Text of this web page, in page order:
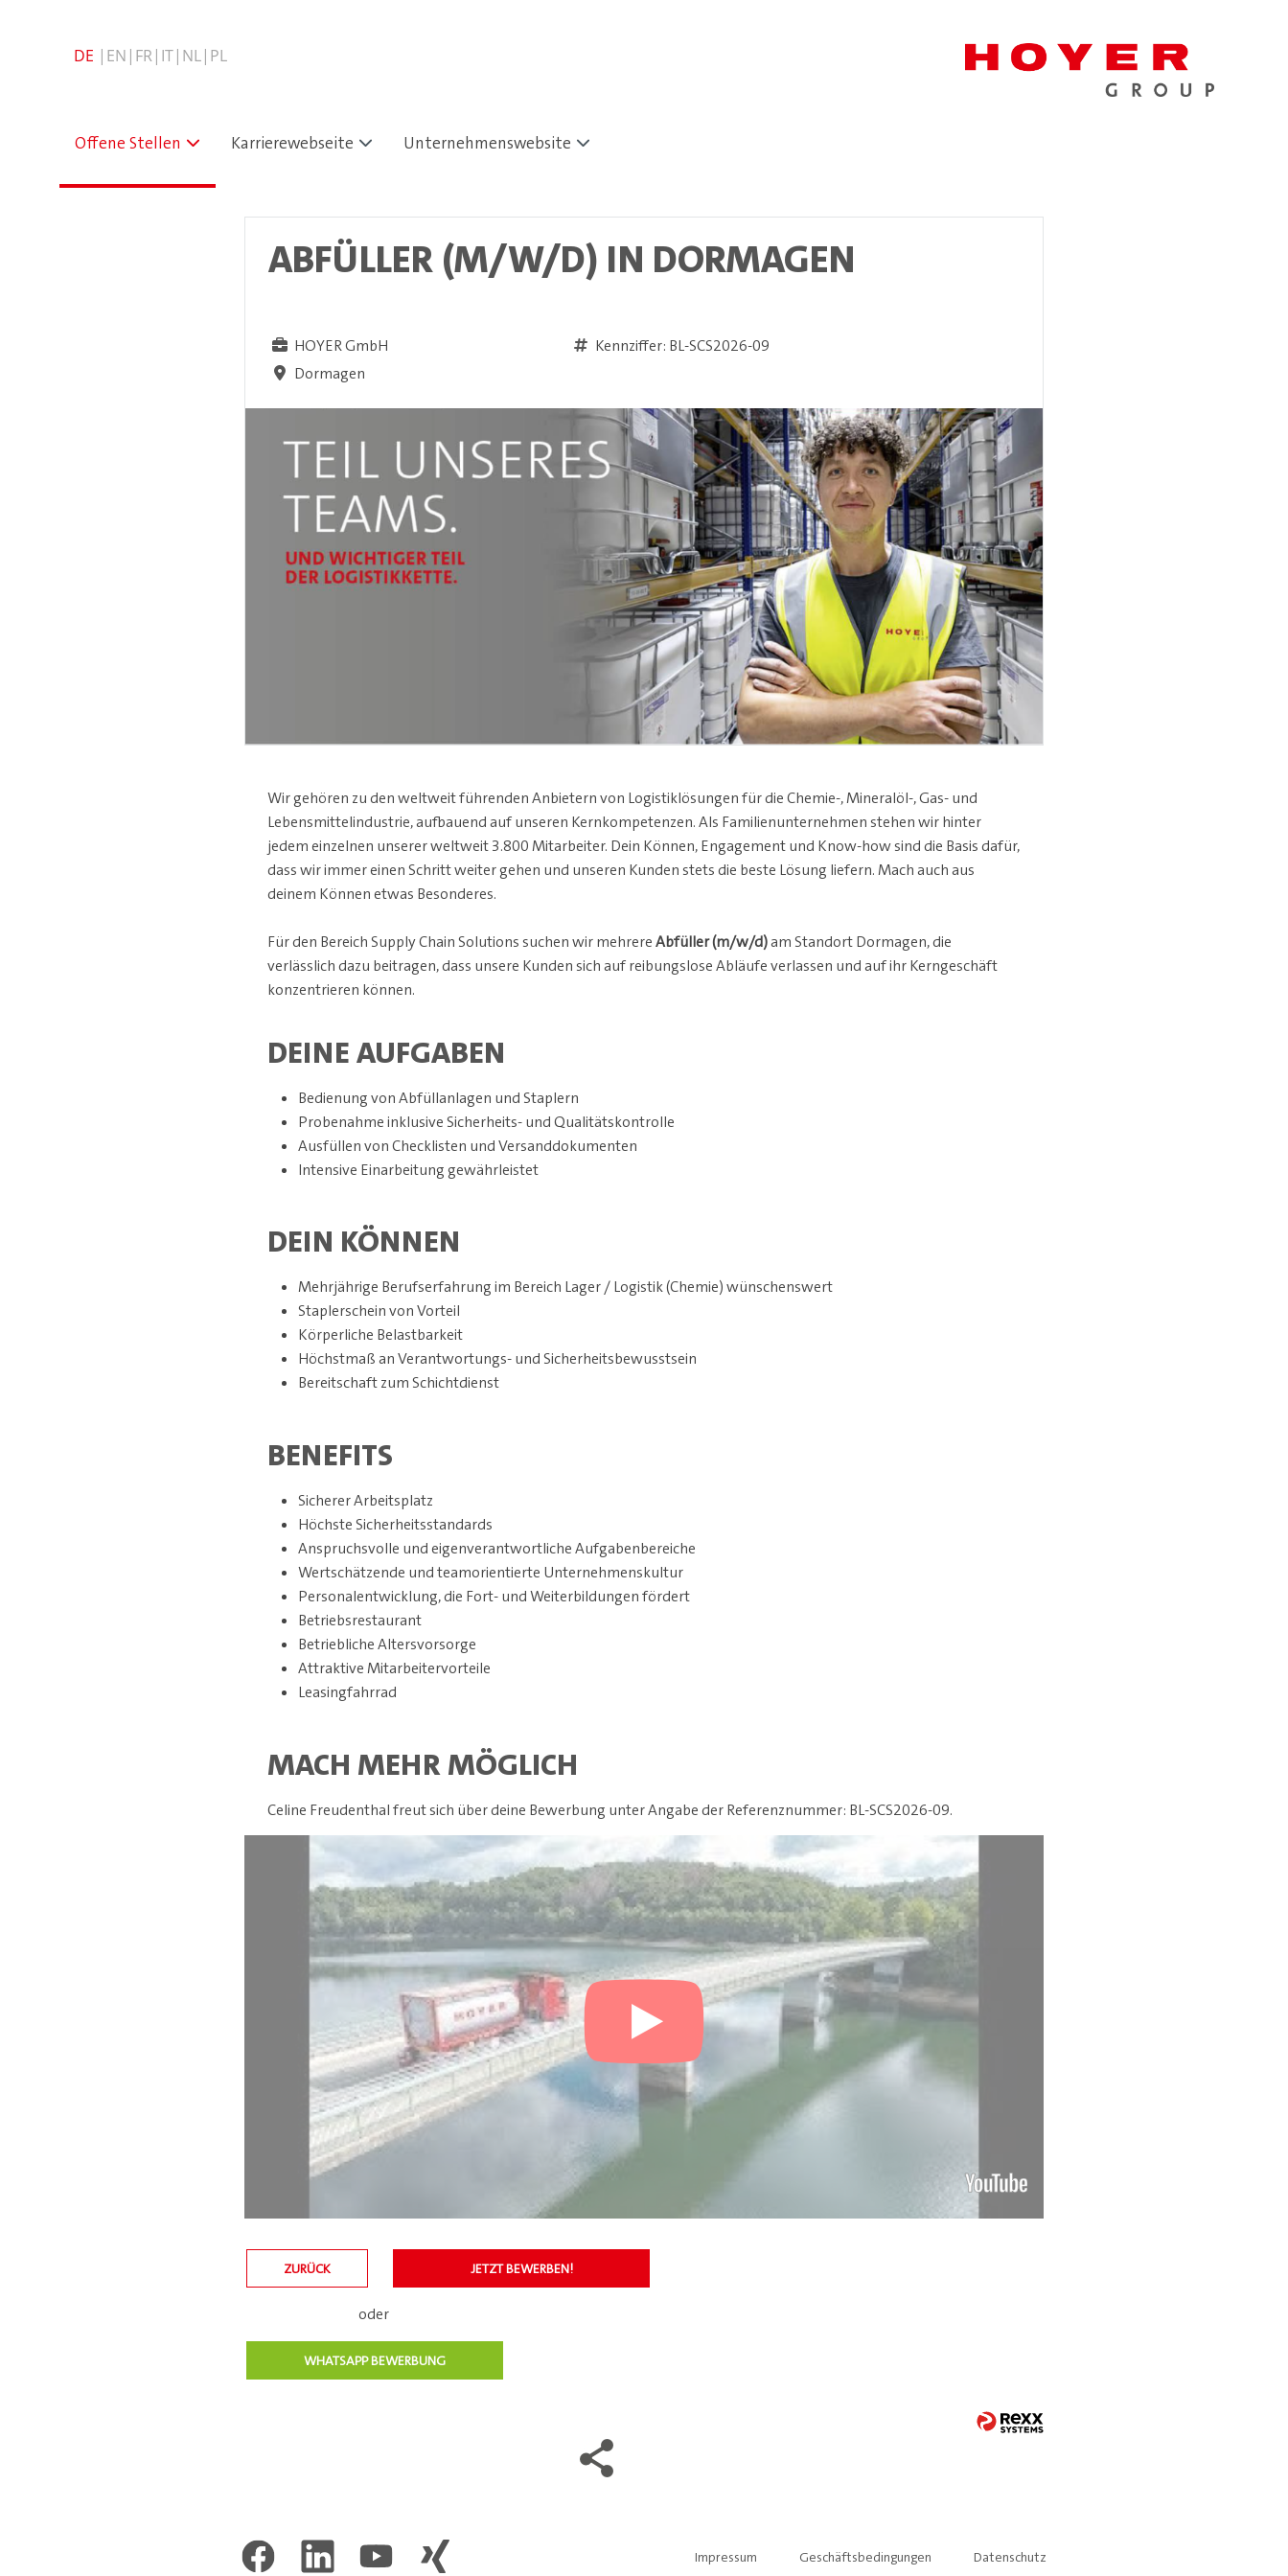
Offene Stellen Karrierewebseite Unternehmenswebsite
ABFÜLLER (M/W/D) IN DORMAGEN
HOYER GmbH
Dormagen
Kennziffer: BL-SCS2026-09
Wir gehören zu den weltweit führenden Anbietern von Logistiklösungen für die Chemie-, Mineralöl-, Gas- und
Lebensmittelindustrie, aufbauend auf unseren Kernkompetenzen. Als Familienunternehmen stehen wir hinter
jedem einzelnen unserer weltweit 3.800 Mitarbeiter. Dein Können, Engagement und Know-how sind die Basis dafür,
dass wir immer einen Schritt weiter gehen und unseren Kunden stets die beste Lösung liefern. Mach auch aus
deinem Können etwas Besonderes.
Für den Bereich Supply Chain Solutions suchen wir mehrereAbfüller (m/w/d)am Standort Dormagen, die
verlässlich dazu beitragen, dass unsere Kunden sich auf reibungslose Abläufe verlassen und auf ihr Kerngeschäft
konzentrieren können.
DEINE AUFGABEN
Bedienung von Abfüllanlagen und Staplern
Probenahme inklusive Sicherheits- und Qualitätskontrolle
Ausfüllen von Checklisten und Versanddokumenten
Intensive Einarbeitung gewährleistet
DEIN KÖNNEN
Mehrjährige Berufserfahrung im Bereich Lager / Logistik (Chemie) wünschenswert
Staplerschein von Vorteil
Körperliche Belastbarkeit
Höchstmaß an Verantwortungs- und Sicherheitsbewusstsein
Bereitschaft zum Schichtdienst
BENEFITS
Sicherer Arbeitsplatz
Höchste Sicherheitsstandards
Anspruchsvolle und eigenverantwortliche Aufgabenbereiche
Wertschätzende und teamorientierte Unternehmenskultur
Personalentwicklung, die Fort- und Weiterbildungen fördert
Betriebsrestaurant
Betriebliche Altersvorsorge
Attraktive Mitarbeitervorteile
Leasingfahrrad
MACH MEHR MÖGLICH
Celine Freudenthal freut sich über deine Bewerbung unter Angabe der Referenznummer: BL-SCS2026-09.
ZURÜCK JETZT BEWERBEN!
oder
WHATSAPP BEWERBUNG
Impressum Geschäftsbedingungen Datenschutz